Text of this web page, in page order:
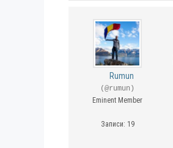
Rumun
(@rumun)
Eminent Member
Записи: 19